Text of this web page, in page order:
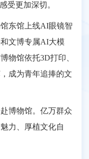
更加深切。
东馆上线AI眼镜智
文博专属AI大模
物馆依托3D打印、
成为青年追捧的文
博物馆。亿万群众
力、厚植文化自